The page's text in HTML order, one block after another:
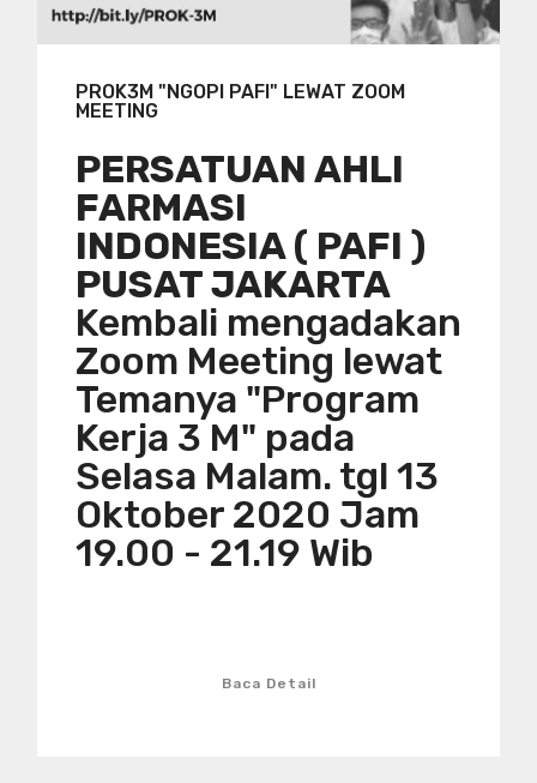
PROK3M "NGOPI PAFI" LEWAT ZOOM
MEETING
PERSATUAN AHLI
FARMASI
INDONESIA ( PAFI )
PUSAT JAKARTA
Kembali mengadakan
Zoom Meeting lewat
Temanya "Program
Kerja 3 M" pada
Selasa Malam. tgl 13
Oktober 2020 Jam
19.00 - 21.19 Wib
Baca Detail